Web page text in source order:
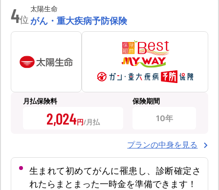
4位
太陽生命
がん・重大疾病予防保険
月払保険料
2,024円
保険期間
10年
プランの中身を見る
生まれて初めてがんに罹患し、診断確定さ
れたらまとまった一時金を準備できます！